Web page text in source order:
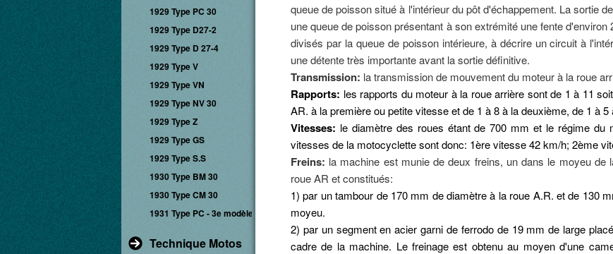
1929 Type PC 30
1929 Type D27-2
1929 Type D 27-4
1929 Type V
1929 Type VN
1929 Type NV 30
1929 Type Z
1929 Type GS
1929 Type S.S
1930 Type BM 30
1930 Type CM 30
1931 Type PC - 3e modèle
Technique Motos
queue de poisson situé à l'intérieur du pôt d'échappement. La sortie
une queue de poisson présentant à son extrémité une fente
divisés par la queue de poisson intérieure, à décrire un circuit à
une détente très importante avant la sortie définitive.
Transmission: la transmission de mouvement du moteur à la roue
Rapports: les rapports du moteur à la roue arrière sont de 1 à 11
AR. à la première ou petite vitesse et de 1 à 8 à la deuxième, de 1 à 5
Vitesses: le diamètre des roues étant de 700 mm et le régime du
vitesses de la motocyclette sont donc: 1ère vitesse 42 km/h; 2ème
Freins: la machine est munie de deux freins, un dans le moyeu de
roue AR et constitués:
1) par un tambour de 170 mm de diamètre à la roue A.R. et de 130
moyeu.
2) par un segment en acier garni de ferrodo de 19 mm de large
cadre de la machine. Le freinage est obtenu au moyen d'une